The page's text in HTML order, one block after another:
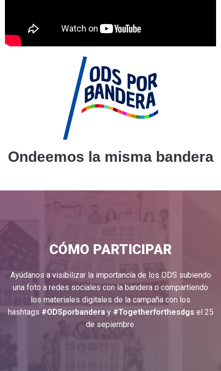
Ondeemos la misma bandera
CÓMO PARTICIPAR
Ayúdanos a visibilizar la importancia de los ODS subiendo
una foto a redes sociales con la bandera o compartiendo
los materiales digitales de la campaña con los
hashtags #ODSporbandera y #Togetherforthesdgs el 25
de sepiembre.